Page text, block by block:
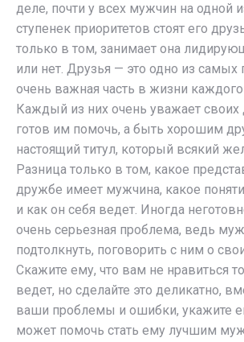
деле, почти у всех мужчин на одной
ступенек приоритетов стоят его
только в том, занимает она
или нет. Друзья — это одно из
очень важная часть в жизни
Каждый из них очень уважает своих
готов им помочь, а быть хорошим
настоящий титул, который всякий
Разница только в том, какое
дружбе имеет мужчина, какое
и как он себя ведет. Иногда
очень серьезная проблема, ведь
подтолкнуть, поговорить с ним о
Скажите ему, что вам не нравиться
ведет, но сделайте это деликатно,
ваши проблемы и ошибки, укажите
может помочь стать ему лучшим